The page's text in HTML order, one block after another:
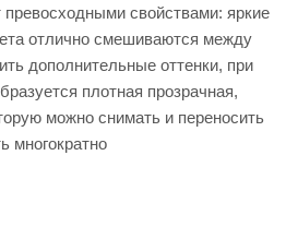
свойствами: яркие
отлично смешиваются между
дополнительные оттенки, при
плотная прозрачная,
можно снимать и переносить
многократно